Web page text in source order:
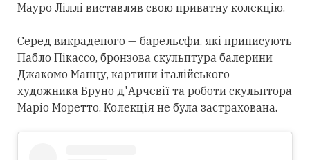
Мауро Ліллі виставляв свою приватну колекцію.
Серед викраденого — барельєфи, які приписують
Пабло Пікассо, бронзова скульптура балерини
Джакомо Манцу, картини італійського
художника Бруно д'Арчевії та роботи скульптора
Маріо Моретто. Колекція не була застрахована.